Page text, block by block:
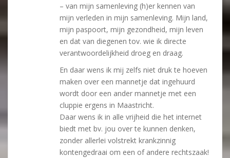
– van mijn samenleving (h)er kennen van
mijn verleden in mijn samenleving. Mijn land,
mijn paspoort, mijn gezondheid, mijn leven
en dat van diegenen tov. wie ik directe
verantwoordelijkheid droeg en draag.
En daar wens ik mij zelfs niet druk te hoeven
maken over een mannetje dat ingehuurd
wordt door een ander mannetje met een
cluppie ergens in Maastricht.
Daar wens ik in alle vrijheid die het internet
biedt met bv. jou over te kunnen denken,
zonder allerlei volstrekt krankzinnig
kontengedraai om een of andere rechtszaak!